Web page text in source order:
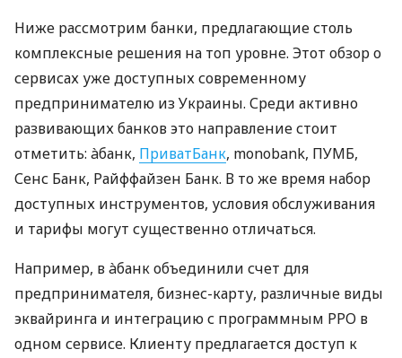
Ниже рассмотрим банки, предлагающие столь
комплексные решения на топ уровне. Этот обзор о
сервисах уже доступных современному
предпринимателю из Украины. Среди активно
развивающих банков это направление стоит
отметить: àбанк, ПриватБанк, monobank, ПУМБ,
Сенс Банк, Райффайзен Банк. В то же время набор
доступных инструментов, условия обслуживания
и тарифы могут существенно отличаться.
Например, в àбанк объединили счет для
предпринимателя, бизнес-карту, различные виды
эквайринга и интеграцию с программным РРО в
одном сервисе. Клиенту предлагается доступ к